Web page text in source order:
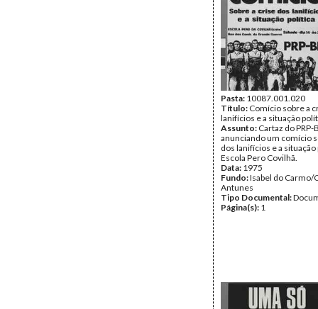
Pasta: 10087.001.020
Título: Comício sobre a
lanifícios e a situação
Assunto: Cartaz do PRP-
anunciando um comício
dos lanifícios e a situação
Escola Pero Covilhã.
Data: 1975
Fundo:Isabel do Carmo/
Antunes
Tipo Documental:
Página(s): 1